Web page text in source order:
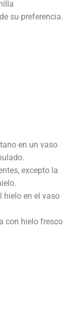
su preferencia.
en un vaso
excepto la
hielo en el vaso
con hielo fresco